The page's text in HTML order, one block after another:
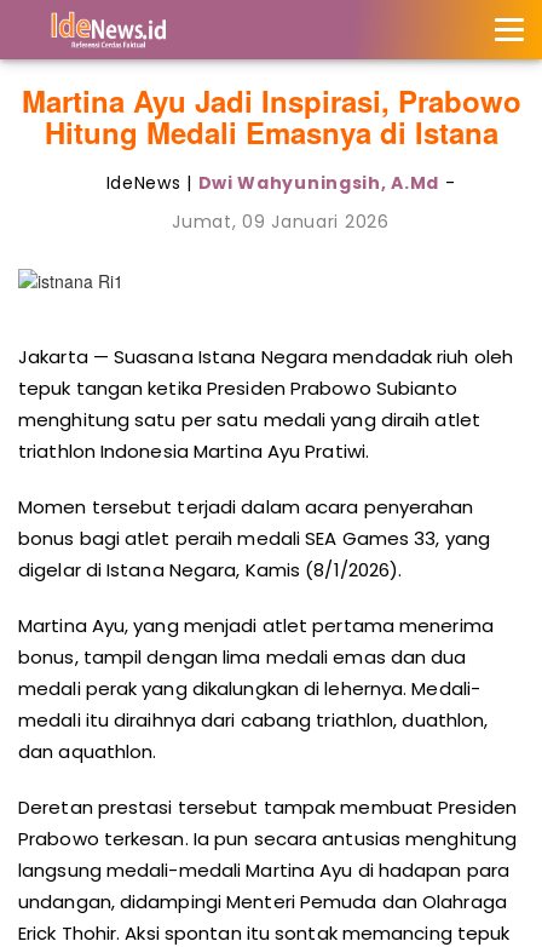
Martina Ayu Jadi Inspirasi, Prabowo
Hitung Medali Emasnya di Istana
IdeNews | Dwi Wahyuningsih, A.Md -
Jumat, 09 Januari 2026
Jakarta — Suasana Istana Negara mendadak riuh oleh
tepuk tangan ketika Presiden Prabowo Subianto
menghitung satu per satu medali yang diraih atlet
triathlon Indonesia Martina Ayu Pratiwi.
Momen tersebut terjadi dalam acara penyerahan
bonus bagi atlet peraih medali SEA Games 33, yang
digelar di Istana Negara, Kamis (8/1/2026).
Martina Ayu, yang menjadi atlet pertama menerima
bonus, tampil dengan lima medali emas dan dua
medali perak yang dikalungkan di lehernya. Medali-
medali itu diraihnya dari cabang triathlon, duathlon,
dan aquathlon.
Deretan prestasi tersebut tampak membuat Presiden
Prabowo terkesan. Ia pun secara antusias menghitung
langsung medali-medali Martina Ayu di hadapan para
undangan, didampingi Menteri Pemuda dan Olahraga
Erick Thohir. Aksi spontan itu sontak memancing tepuk